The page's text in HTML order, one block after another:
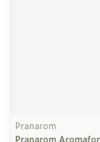
Pranarom
Pranarom